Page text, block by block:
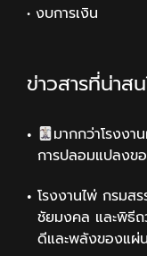
• งบการเงิน
ข่าวสารที่น่าส
มากกว่าโรงง
การปลอมแปลงข
โรงงานไพ่ กรมส
ชัยมงคล และพิธี
ดีและพลังของแผ่